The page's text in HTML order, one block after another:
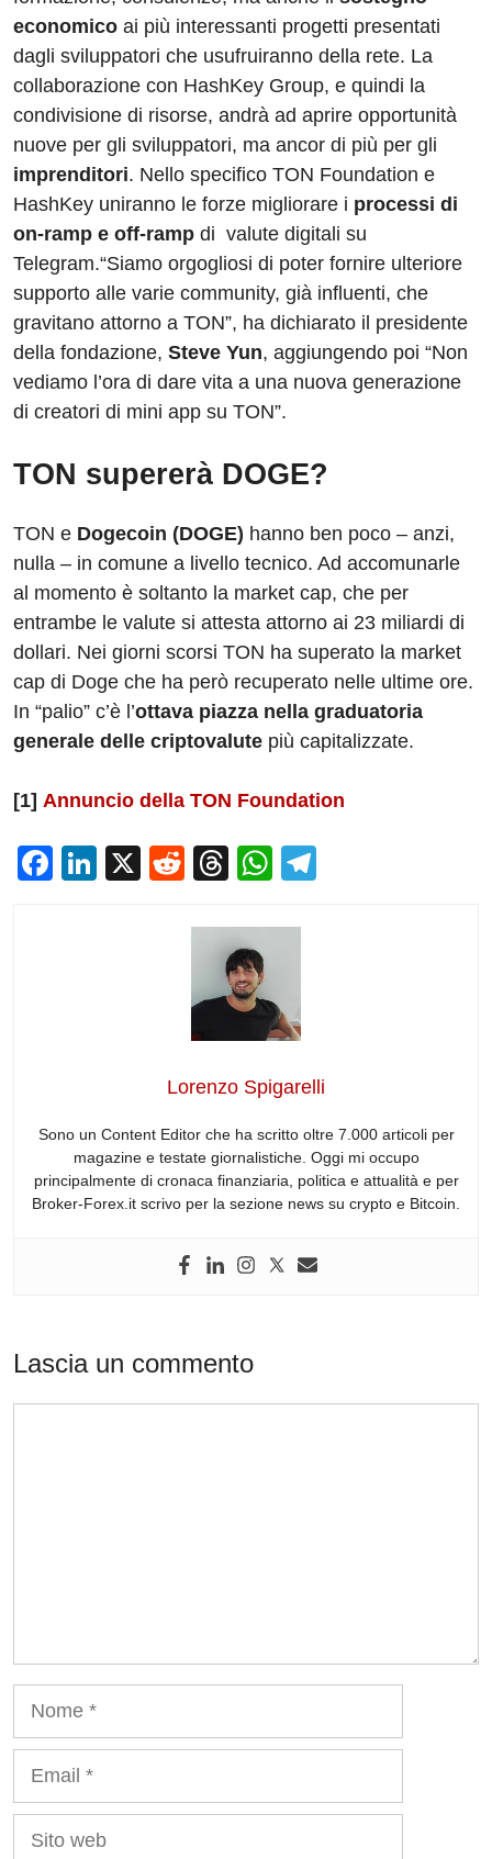
economico ai più interessanti progetti presentati
dagli sviluppatori che usufruiranno della rete. La
collaborazione con HashKey Group, e quindi la
condivisione di risorse, andrà ad aprire opportunità
nuove per gli sviluppatori, ma ancor di più per gli
imprenditori. Nello specifico TON Foundation e
HashKey uniranno le forze migliorare i processi di
on-ramp e off-ramp di valute digitali su
Telegram.“Siamo orgogliosi di poter fornire ulteriore
supporto alle varie community, già influenti, che
gravitano attorno a TON”, ha dichiarato il presidente
della fondazione, Steve Yun, aggiungendo poi “Non
vediamo l’ora di dare vita a una nuova generazione
di creatori di mini app su TON”.
TON supererà DOGE?
TON e Dogecoin (DOGE) hanno ben poco – anzi,
nulla – in comune a livello tecnico. Ad accomunarle
al momento è soltanto la market cap, che per
entrambe le valute si attesta attorno ai 23 miliardi di
dollari. Nei giorni scorsi TON ha superato la market
cap di Doge che ha però recuperato nelle ultime ore.
In “palio” c’è l’ottava piazza nella graduatoria
generale delle criptovalute più capitalizzate.
[1] Annuncio della TON Foundation
F
Li
X
R
d
t
T
e
a
d
s
W
at
A
p
p
Lorenzo Spigarelli
Sono un Content Editor che ha scritto oltre 7.000 articoli per
magazine e testate giornalistiche. Oggi mi occupo
principalmente di cronaca finanziaria, politica e attualità e per
Broker-Forex.it scrivo per la sezione news su crypto e Bitcoin.
Lascia un commento